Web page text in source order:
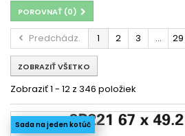
Honda 1100 CB RS ABS 2017 - 2018
Honda 1100 CBR XX 1996 -
Honda 1100 GL 1979 - 1980
Honda 1100 ST 1996 -
Honda 1100 ST A6 ABS-TCS-CBS
Honda 1100 ST ABS-TCS-CBS 1992
Honda 1100 ST PAN EUROPEAN 1990
POROVNAŤ (0)
Predchádz. 1 2 3 ... 29
ZOBRAZIŤ VŠETKO
Zobraziť 1 - 12 z 346 položiek
Sada na jeden kotúč